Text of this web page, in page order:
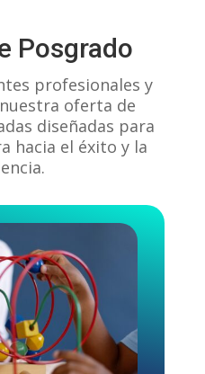
Posgrado
profesionales y
oferta de
diseñadas para
hacia el éxito y la